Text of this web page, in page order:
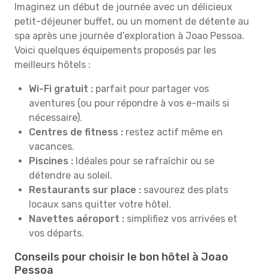
Imaginez un début de journée avec un délicieux
petit-déjeuner buffet, ou un moment de détente au
spa après une journée d’exploration à Joao Pessoa.
Voici quelques équipements proposés par les
meilleurs hôtels :
Wi-Fi gratuit : parfait pour partager vos
aventures (ou pour répondre à vos e-mails si
nécessaire).
Centres de fitness : restez actif même en
vacances.
Piscines : Idéales pour se rafraîchir ou se
détendre au soleil.
Restaurants sur place : savourez des plats
locaux sans quitter votre hôtel.
Navettes aéroport : simplifiez vos arrivées et
vos départs.
Conseils pour choisir le bon hôtel à Joao
Pessoa